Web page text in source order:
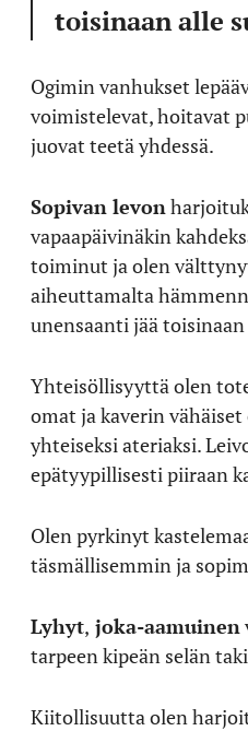
toisinaan alle
Ogimin vanhukset
voimistelevat, hoitavat
juovat teetä yhdessä.
Sopivan levon
vapaapäivinäkin
toiminut ja olen
aiheuttamalta
unensaanti jää
Yhteisöllisyyttä olen
omat ja kaverin
yhteiseksi ateriaksi.
epätyypillisesti piiraan
Olen pyrkinyt
täsmällisemmin ja
Lyhyt, joka-aamuinen
tarpeen kipeän selän
Kiitollisuutta olen